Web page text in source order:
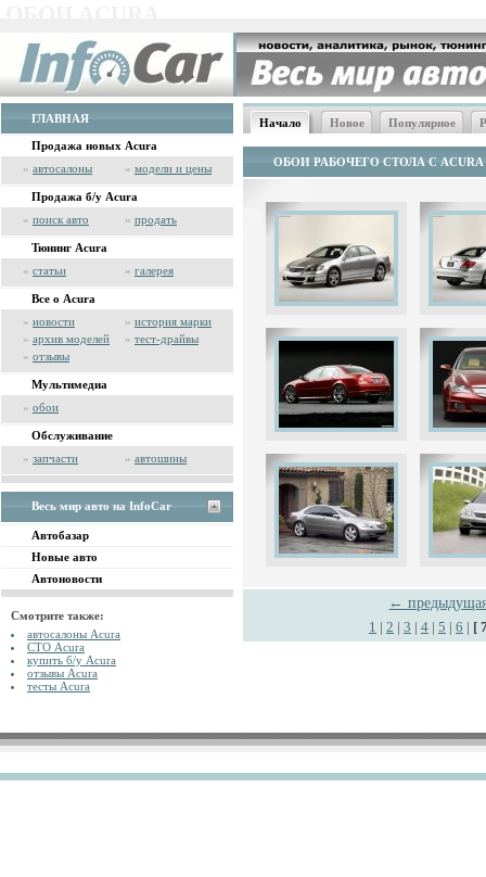
ГЛАВНАЯ
Продажа новых Acura
» автосалоны » модели и цены
Продажа б/у Acura
» поиск авто » продать
Тюнинг Acura
» статьи » галерея
Все о Acura
» новости » история марки
» архив моделей » тест-драйвы
» отзывы
Мультимедиа
» обои
Обслуживание
» запчасти » автошины
Весь мир авто на InfoCar
Автобазар
Новые авто
Автоновости
Смотрите также:
автосалоны Acura
СТО Acura
купить б/у Acura
отзывы Acura
тесты Acura
Начало Новое Популярное
ОБОИ РАБОЧЕГО СТОЛА С ACURA
←
1 | 2 | 3 | 4 | 5 | 6 | [